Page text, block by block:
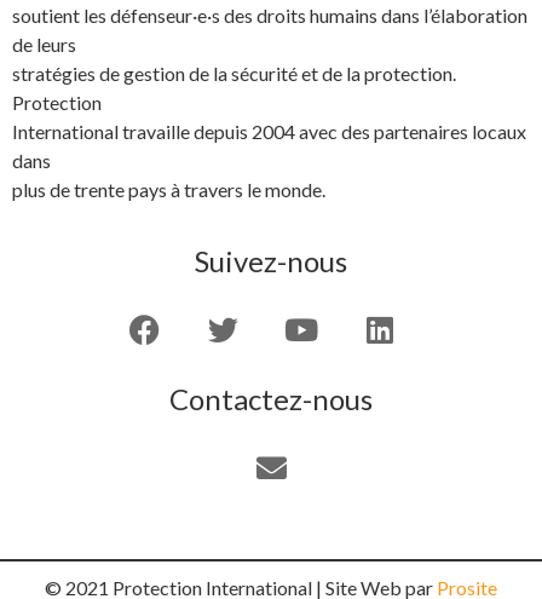
soutient les défenseur·e·s des droits humains dans l’élaboration
de leurs
stratégies de gestion de la sécurité et de la protection.
Protection
International travaille depuis 2004 avec des partenaires locaux
dans
plus de trente pays à travers le monde.
Suivez-nous
Contactez-nous
© 2021 Protection International | Site Web par Prosite